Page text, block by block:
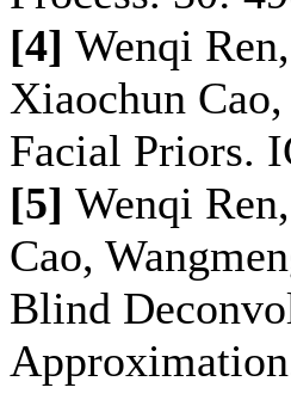
[4] Wenqi
Xiaochun
Facial Priors.
[5] Wenqi
Cao,
Blind